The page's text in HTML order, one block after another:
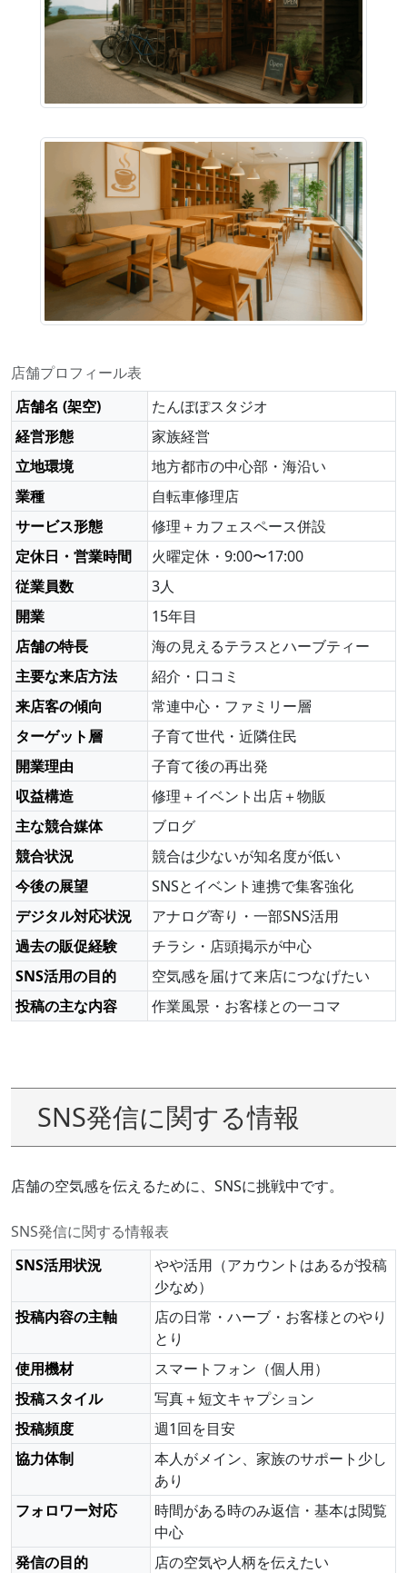
店舗プロフィール表
店舗名 (架空)
たんぽぽスタジオ
経営形態
家族経営
立地環境
地方都市の中心部・海沿い
業種
自転車修理店
サービス形態
修理＋カフェスペース併設
定休日・営業時間
火曜定休・9:00〜17:00
従業員数
3人
開業
15年目
店舗の特長
海の見えるテラスとハーブティー
主要な来店方法
紹介・口コミ
来店客の傾向
常連中心・ファミリー層
ターゲット層
子育て世代・近隣住民
開業理由
子育て後の再出発
収益構造
修理＋イベント出店＋物販
主な競合媒体
ブログ
競合状況
競合は少ないが知名度が低い
今後の展望
SNSとイベント連携で集客強化
デジタル対応状況
アナログ寄り・一部SNS活用
過去の販促経験
チラシ・店頭掲示が中心
SNS活用の目的
空気感を届けて来店につなげたい
投稿の主な内容
作業風景・お客様との一コマ
SNS発信に関する情報
店舗の空気感を伝えるために、SNSに挑戦中です。
SNS発信に関する情報表
SNS活用状況
やや活用（アカウントはあるが投稿
少なめ）
投稿内容の主軸
店の日常・ハーブ・お客様とのやり
とり
使用機材
スマートフォン（個人用）
投稿スタイル
写真＋短文キャプション
投稿頻度
週1回を目安
協力体制
本人がメイン、家族のサポート少し
あり
フォロワー対応
時間がある時のみ返信・基本は閲覧
中心
発信の目的
店の空気や人柄を伝えたい